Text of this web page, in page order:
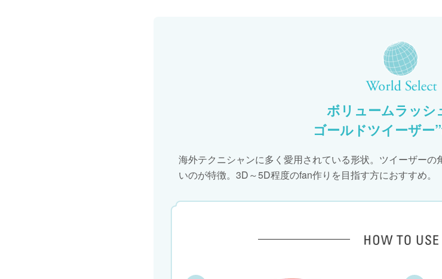
メガボリューム系のファンを作りたくてツイザー迷子になっている技術者
ボリュームラッシ
ゴールドツイーザー
海外テクニシャンに多く愛用されている形状。ツイーザー
いのが特徴。3D～5D程度のfan作りを目指す方におすすめ。